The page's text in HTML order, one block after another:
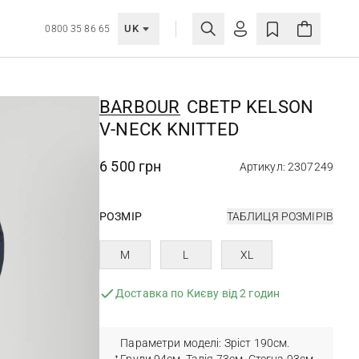
0800 35 86 65 UK
BARBOUR СВЕТР KELSON
V-NECK KNITTED
6 500 грн Артикул: 2307249
РОЗМІР ТАБЛИЦЯ РОЗМІРІВ
M L XL
Доставка по Києву від 2 годин
Параметри моделі: Зріст 190см.